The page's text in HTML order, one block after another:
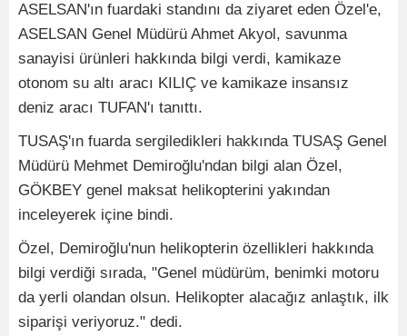
ASELSAN'ın fuardaki standını da ziyaret eden Özel'e,
ASELSAN Genel Müdürü Ahmet Akyol, savunma
sanayisi ürünleri hakkında bilgi verdi, kamikaze
otonom su altı aracı KILIÇ ve kamikaze insansız
deniz aracı TUFAN'ı tanıttı.
TUSAŞ'ın fuarda sergiledikleri hakkında TUSAŞ Genel
Müdürü Mehmet Demiroğlu'ndan bilgi alan Özel,
GÖKBEY genel maksat helikopterini yakından
inceleyerek içine bindi.
Özel, Demiroğlu'nun helikopterin özellikleri hakkında
bilgi verdiği sırada, "Genel müdürüm, benimki motoru
da yerli olandan olsun. Helikopter alacağız anlaştık, ilk
siparişi veriyoruz." dedi.